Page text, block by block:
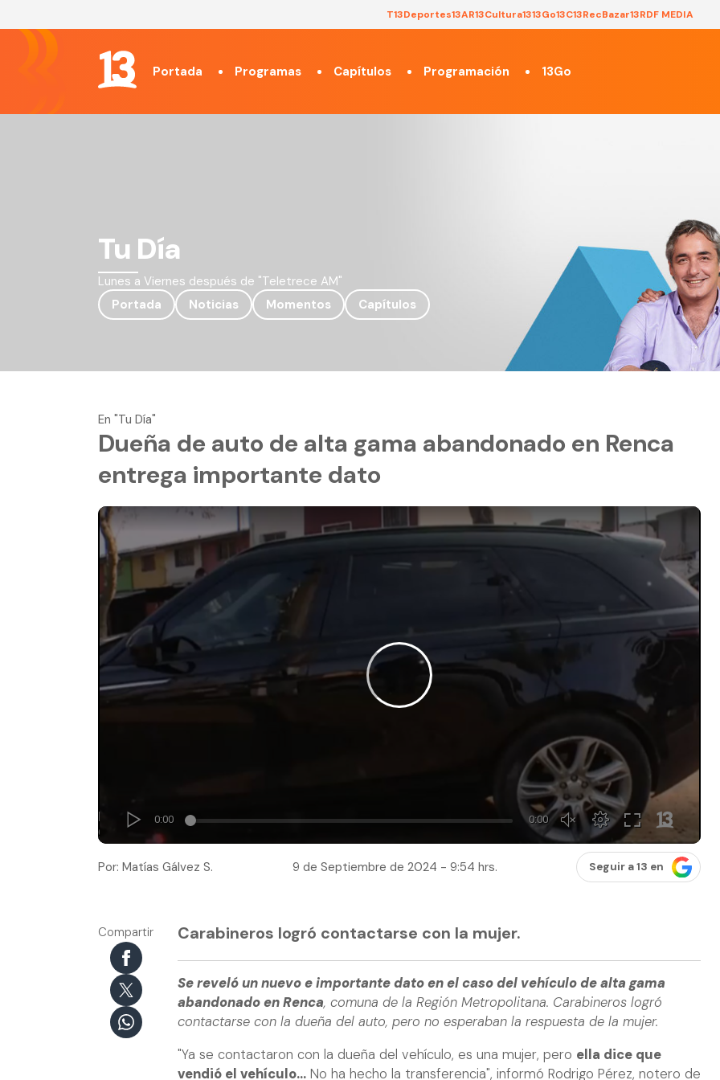
T13Deportes13AR13Cultura1313Go13C13RecBazar13RDF MEDIA
Portada Programas Capítulos Programación 13Go
Tu Día
Lunes a Viernes después de "Teletrece AM"
Portada
Noticias Momentos Capítulos
En "Tu Día"
Dueña de auto de alta gama abandonado en Renca
entrega importante dato
Por: Matías Gálvez S. 9 de Septiembre de 2024 - 9:54 hrs. Seguir a 13 en
Compartir Carabineros logró contactarse con la mujer.
Se reveló un nuevo e importante dato en el caso del vehículo de alta gama
abandonado en Renca, comuna de la Región Metropolitana. Carabineros logró
contactarse con la dueña del auto, pero no esperaban la respuesta de la mujer.
"Ya se contactaron con la dueña del vehículo, es una mujer, pero ella dice que
vendió el vehículo... No ha hecho la transferencia", informó Rodrigo Pérez, notero de